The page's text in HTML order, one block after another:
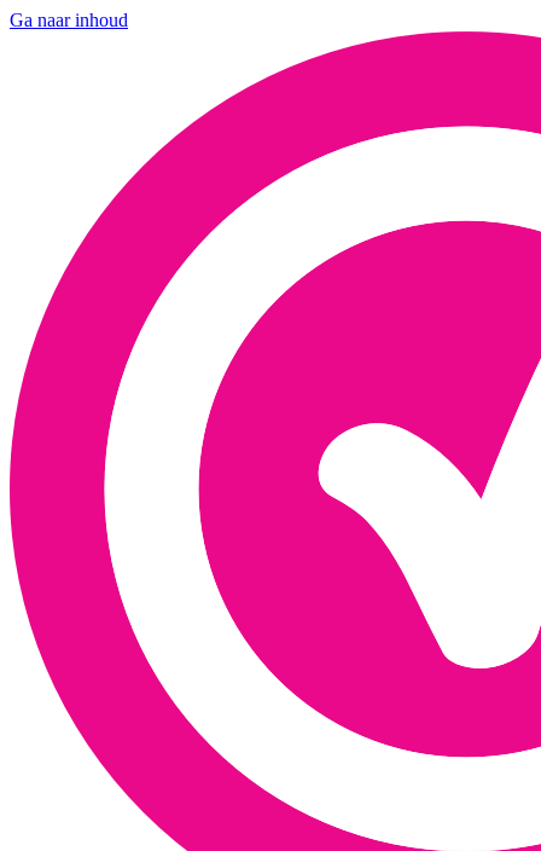
Ga naar inhoud